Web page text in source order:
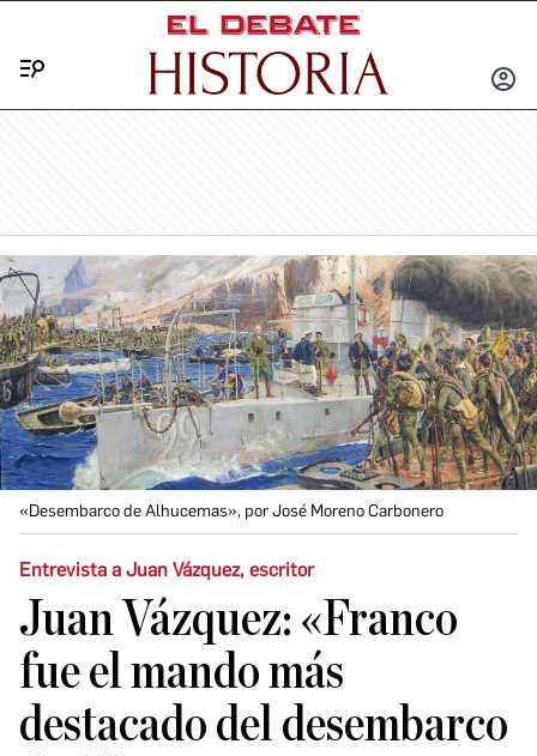
INICIAR
«Desembarco de Alhucemas», por José Moreno Carbonero
Entrevista a Juan Vázquez, escritor
Juan Vázquez: «Franco
fue el mando más
destacado del desembarco